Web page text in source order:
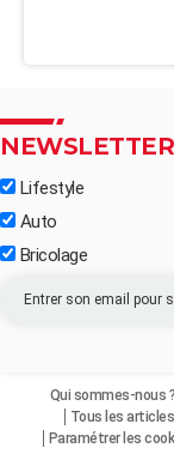
Lifestyle
Auto
Bricolage
Qui sommes-nous ?
Tous les articles
Paramétrer les